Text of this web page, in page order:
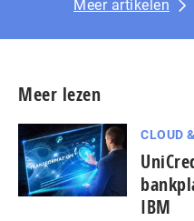
Meer artikelen
Meer lezen
CLOUD
IBM